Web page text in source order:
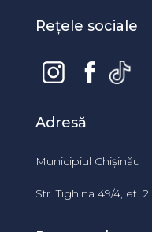
Rețele sociale
Adresă
Municipiul Chișinău
Str. Tighina 49/4, et. 2